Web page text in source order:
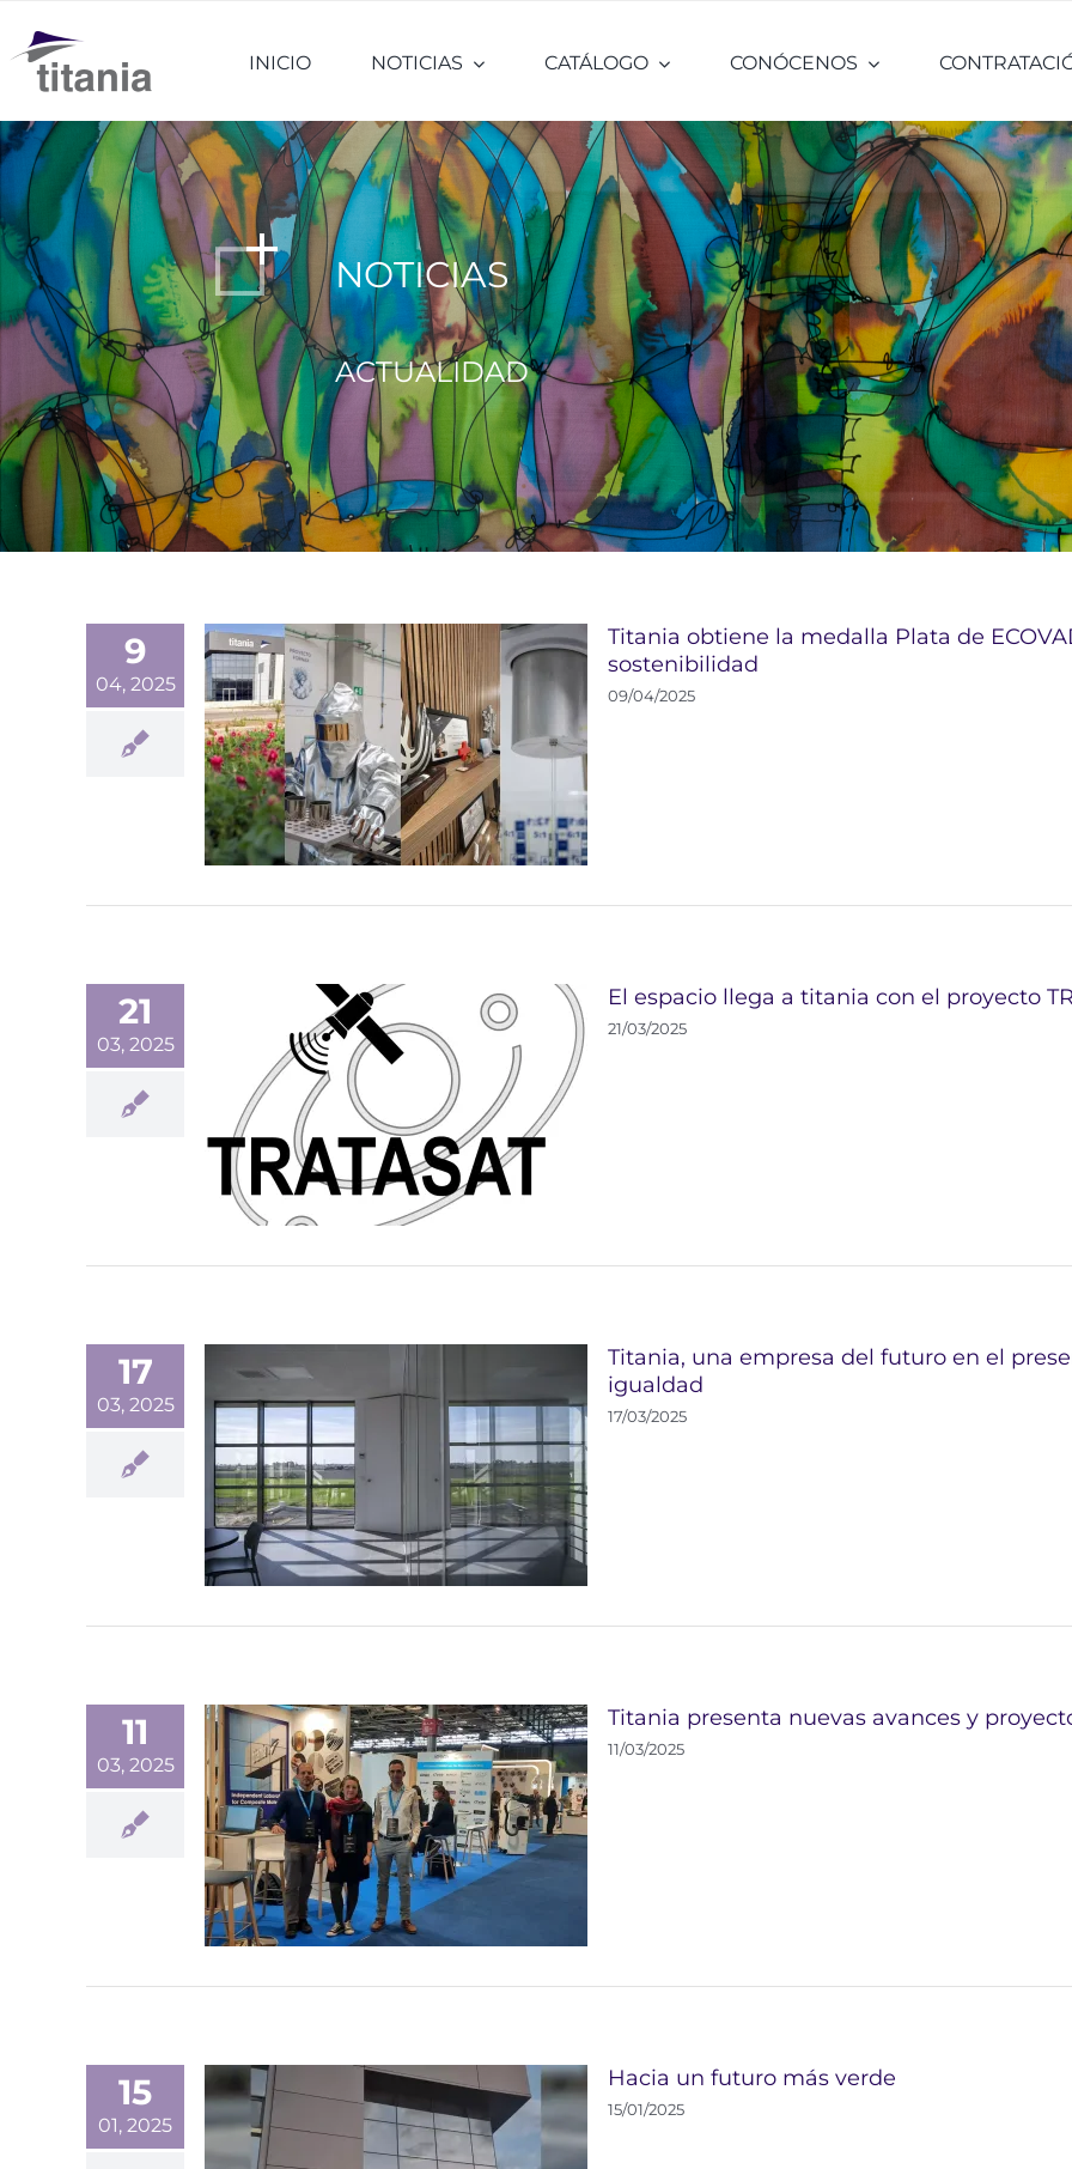
contenido
INICIO NOTICIAS CATÁLOGO CONÓCENOS
NOTICIAS
ACTUALIDAD
9
04, 2025
Titania obtiene la medalla Plata de
sostenibilidad
09/04/2025
21
03, 2025
El espacio llega a titania con el proyecto
21/03/2025
17
03, 2025
Titania, una empresa del futuro en el
igualdad
17/03/2025
11
03, 2025
Titania presenta nuevas avances y
11/03/2025
15
01, 2025
Hacia un futuro más verde
15/01/2025